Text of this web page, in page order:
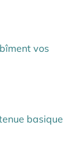
vos
basique